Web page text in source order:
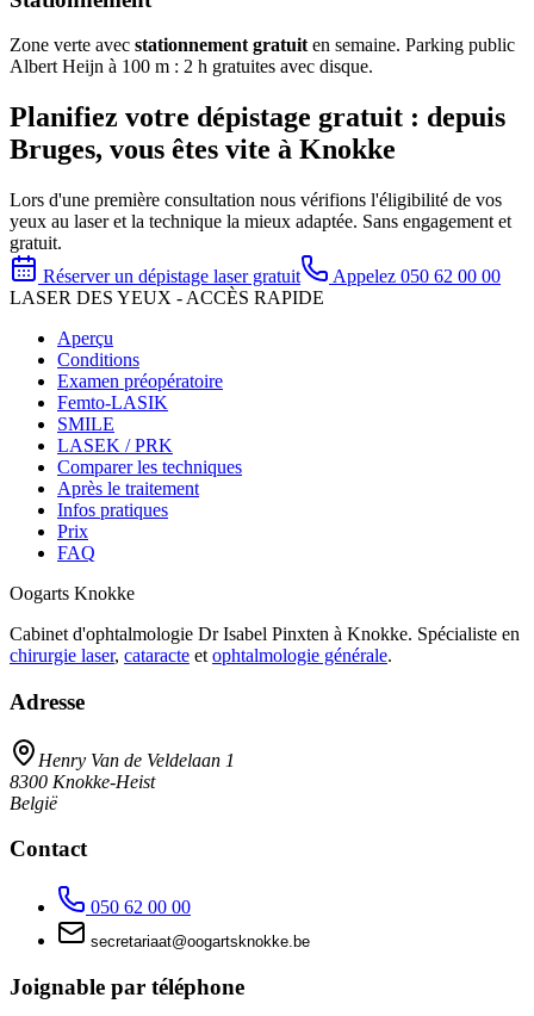
Zone verte avec stationnement gratuit en semaine. Parking public
Albert Heijn à 100 m : 2 h gratuites avec disque.
Planifiez votre dépistage gratuit : depuis
Bruges, vous êtes vite à Knokke
Lors d'une première consultation nous vérifions l'éligibilité de vos
yeux au laser et la technique la mieux adaptée. Sans engagement et
gratuit.
Réserver un dépistage laser gratuit
Appelez 050 62 00 00
LASER DES YEUX - ACCÈS RAPIDE
Aperçu
Conditions
Examen préopératoire
Femto-LASIK
SMILE
LASEK / PRK
Comparer les techniques
Après le traitement
Infos pratiques
Prix
FAQ
Oogarts Knokke
Cabinet d'ophtalmologie Dr Isabel Pinxten à Knokke. Spécialiste en
chirurgie laser, cataracte et ophtalmologie générale.
Adresse
Henry Van de Veldelaan 1
8300 Knokke-Heist
België
Contact
050 62 00 00
eb.ekkonkstragoo
@
taairaterces
Joignable par téléphone